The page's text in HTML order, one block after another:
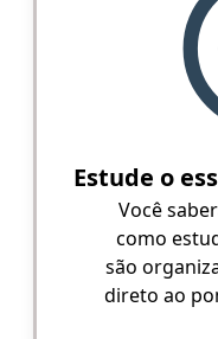
Estude o
Você
como
são
direto ao